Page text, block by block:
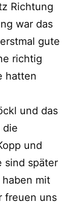
Richtung
war das
gute
richtig
hatten
und das
die
und
sind später
mit
freuen uns